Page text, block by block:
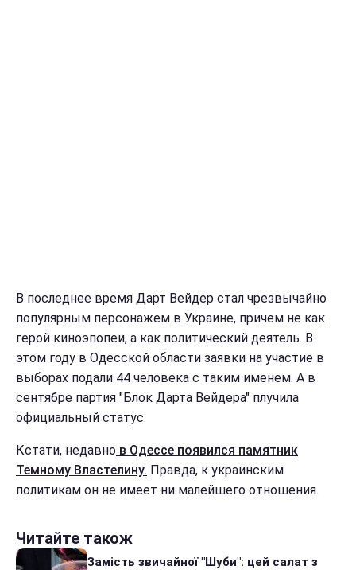
В последнее время Дарт Вейдер стал чрезвычайно
популярным персонажем в Украине, причем не как
герой киноэпопеи, а как политический деятель. В
этом году в Одесской области заявки на участие в
выборах подали 44 человека с таким именем. А в
сентябре партия "Блок Дарта Вейдера" плучила
официальный статус.
Кстати, недавно в Одессе появился памятник
Темному Властелину. Правда, к украинским
политикам он не имеет ни малейшего отношения.
Читайте також
Замість звичайної "Шуби": цей салат з